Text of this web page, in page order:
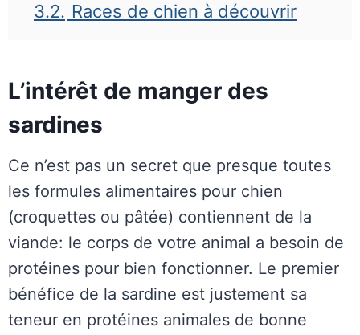
3.2. Races de chien à découvrir
L’intérêt de manger des
sardines
Ce n’est pas un secret que presque toutes
les formules alimentaires pour chien
(croquettes ou pâtée) contiennent de la
viande: le corps de votre animal a besoin de
protéines pour bien fonctionner. Le premier
bénéfice de la sardine est justement sa
teneur en protéines animales de bonne